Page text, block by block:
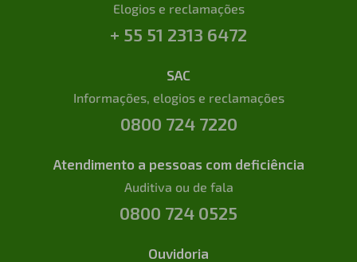
Elogios e reclamações
+ 55 51 2313 6472
SAC
Informações, elogios e reclamações
0800 724 7220
Atendimento a pessoas com deficiência
Auditiva ou de fala
0800 724 0525
Ouvidoria